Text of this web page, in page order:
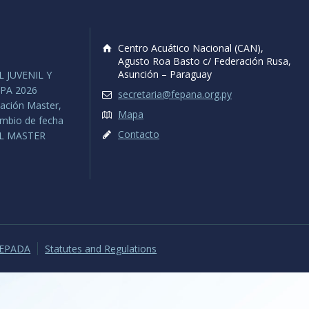
JUVENIL Y
2026
Master,
de fecha
MASTER
Centro Acuático Nacional (CAN),
Agusto Roa Basto c/ Federación Rusa,
Asunción – Paraguay
secretaria@fepana.org.py
Mapa
Contacto
Statutes and Regulations